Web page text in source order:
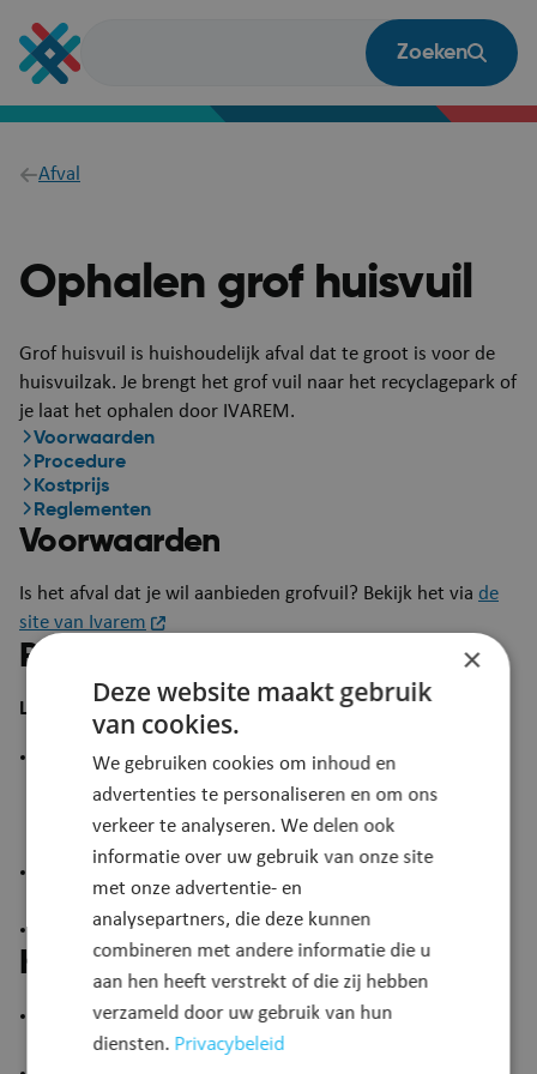
en
naar
inhoud
Zoeken
Breadcrumb
Afval
Ophalen grof huisvuil
Grof huisvuil is huishoudelijk afval dat te groot is voor de
huisvuilzak. Je brengt het grof vuil naar het recyclagepark of
je laat het ophalen door IVAREM.
Voorwaarden
Procedure
Kostprijs
Reglementen
Voorwaarden
Is het afval dat je wil aanbieden grofvuil? Bekijk het via de
site van Ivarem
Procedure
Laat je grof vuil thuis ophalen?
Verzeker jezelf dat het afval dat je wil aanbieden grofvuil
is, en niet een andere afvalfractie zoals bijvoorbeeld
elektro, asbesthoudend materiaal of afval dat in een
Maak een afspraak via de infolijn van IVAREM op
0800/90 441of via hun website
Je ontvangt een betalingsverzoek van IVAREM.
Kostprijs
Er is een vaste voorrijkost van €25en daarenboven nog
€0,41 per kilogram.
×
Deze website maakt gebruik
van cookies.
We gebruiken cookies om inhoud en
advertenties te personaliseren en om ons
verkeer te analyseren. We delen ook
informatie over uw gebruik van onze site
met onze advertentie- en
analysepartners, die deze kunnen
combineren met andere informatie die u
aan hen heeft verstrekt of die zij hebben
verzameld door uw gebruik van hun
diensten. Privacybeleid